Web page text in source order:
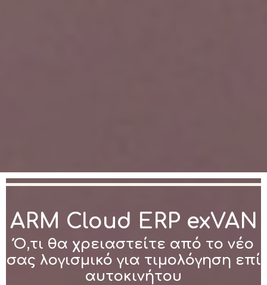
ARM Cloud ERP exVAN
Ό,τι θα χρειαστείτε από το νέο
σας λογισμικό για τιμολόγηση επί
αυτοκινήτου